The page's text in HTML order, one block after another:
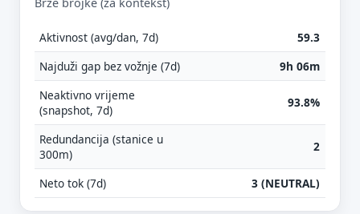
Aktivnost (avg/dan, 7d)
59.3
Najduži gap bez vožnje (7d)
9h 06m
Neaktivno vrijeme
(snapshot, 7d)
93.8%
Redundancija (stanice u
300m)
2
Neto tok (7d) 3 (NEUTRAL)